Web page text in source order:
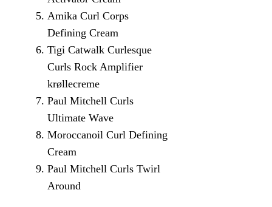
Amika Curl Corps
Defining Cream
Tigi Catwalk Curlesque
Curls Rock Amplifier
krøllecreme
Paul Mitchell Curls
Ultimate Wave
Moroccanoil Curl Defining
Cream
Paul Mitchell Curls Twirl
Around